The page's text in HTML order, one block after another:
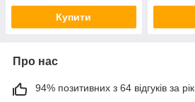
Купити
Про нас
94% позитивних з 64 відгуків за рік